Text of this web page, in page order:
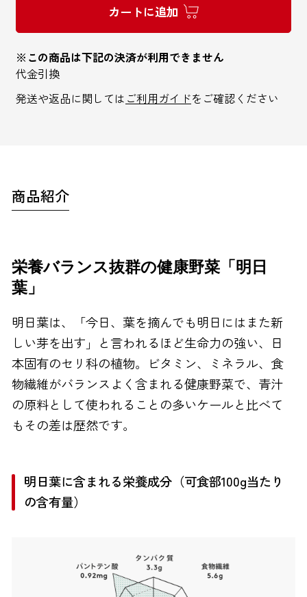
インターネットでのお問い合わせ
0120-810-130
24時間自動受付
カートに追加
※この商品は下記の決済が利用できません
代金引換
発送や返品に関しては ご利用ガイドをご確認ください
商品紹介
栄養バランス抜群の健康野菜「明日
葉」
明日葉は、「今日、葉を摘んでも明日にはまた新
しい芽を出す」と言われるほど生命力の強い、日
本固有のセリ科の植物。ビタミン、ミネラル、食
物繊維がバランスよく含まれる健康野菜で、青汁
の原料として使われることの多いケールと比べて
もその差は歴然です。
明日葉に含まれる栄養成分（可食部100g当たり
の含有量）